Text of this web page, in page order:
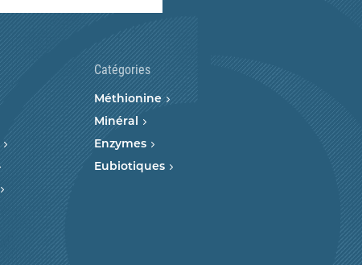
Catégories
Méthionine
Minéral
Enzymes
Eubiotiques